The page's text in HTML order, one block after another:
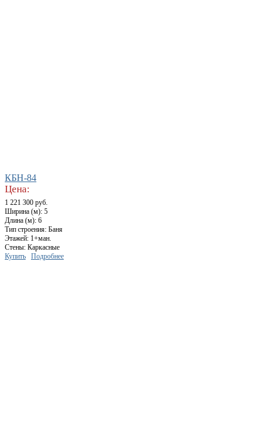
КБН-84
Цена:
1 221 300 руб.
Ширина (м): 5
Длина (м): 6
Тип строения: Баня
Этажей: 1+ман.
Стены: Каркасные
Купить
Подробнее